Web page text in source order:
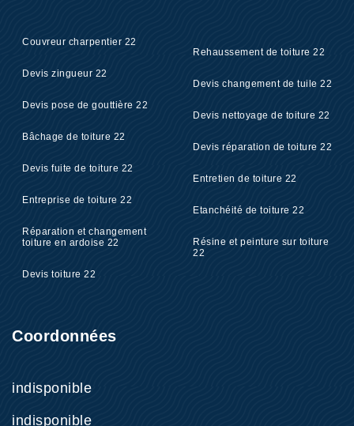
Couvreur charpentier 22
Devis zingueur 22
Devis pose de gouttière 22
Bâchage de toiture 22
Devis fuite de toiture 22
Entreprise de toiture 22
Réparation et changement
toiture en ardoise 22
Devis toiture 22
Rehaussement de toiture 22
Devis changement de tuile 22
Devis nettoyage de toiture 22
Devis réparation de toiture 22
Entretien de toiture 22
Etanchéité de toiture 22
Résine et peinture sur toiture
22
Coordonnées
indisponible
indisponible